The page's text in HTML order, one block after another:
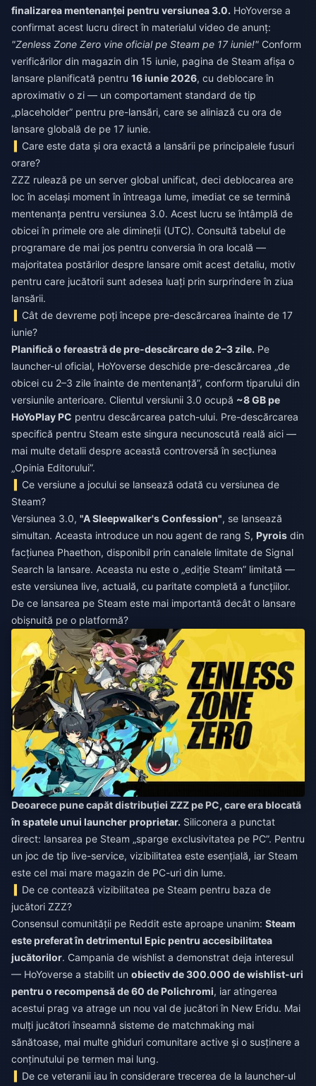
finalizarea mentenanței pentru versiunea 3.0. HoYoverse a
confirmat acest lucru direct în materialul video de anunț:
"Zenless Zone Zero vine oficial pe Steam pe 17 iunie!" Conform
verificărilor din magazin din 15 iunie, pagina de Steam afișa o
lansare planificată pentru 16 iunie 2026, cu deblocare în
aproximativ o zi — un comportament standard de tip
„placeholder” pentru pre-lansări, care se aliniază cu ora de
lansare globală de pe 17 iunie.
Care este data și ora exactă a lansării pe principalele fusuri
orare?
ZZZ rulează pe un server global unificat, deci deblocarea are
loc în același moment în întreaga lume, imediat ce se termină
mentenanța pentru versiunea 3.0. Acest lucru se întâmplă de
obicei în primele ore ale dimineții (UTC). Consultă tabelul de
programare de mai jos pentru conversia în ora locală —
majoritatea postărilor despre lansare omit acest detaliu, motiv
pentru care jucătorii sunt adesea luați prin surprindere în ziua
lansării.
Cât de devreme poți începe pre-descărcarea înainte de 17
iunie?
Planifică o fereastră de pre-descărcare de 2–3 zile. Pe
launcher-ul oficial, HoYoverse deschide pre-descărcarea „de
obicei cu 2–3 zile înainte de mentenanță”, conform tiparului din
versiunile anterioare. Clientul versiunii 3.0 ocupă ~8 GB pe
HoYoPlay PC pentru descărcarea patch-ului. Pre-descărcarea
specifică pentru Steam este singura necunoscută reală aici —
mai multe detalii despre această controversă în secțiunea
„Opinia Editorului”.
Ce versiune a jocului se lansează odată cu versiunea de
Steam?
Versiunea 3.0, "A Sleepwalker's Confession", se lansează
simultan. Aceasta introduce un nou agent de rang S, Pyrois din
facțiunea Phaethon, disponibil prin canalele limitate de Signal
Search la lansare. Aceasta nu este o „ediție Steam” limitată —
este versiunea live, actuală, cu paritate completă a funcțiilor.
De ce lansarea pe Steam este mai importantă decât o lansare
obișnuită pe o platformă?
Deoarece pune capăt distribuției ZZZ pe PC, care era blocată
în spatele unui launcher proprietar. Siliconera a punctat
direct: lansarea pe Steam „sparge exclusivitatea pe PC”. Pentru
un joc de tip live-service, vizibilitatea este esențială, iar Steam
este cel mai mare magazin de PC-uri din lume.
De ce contează vizibilitatea pe Steam pentru baza de
jucători ZZZ?
Consensul comunității pe Reddit este aproape unanim: Steam
este preferat în detrimentul Epic pentru accesibilitatea
jucătorilor. Campania de wishlist a demonstrat deja interesul
— HoYoverse a stabilit un obiectiv de 300.000 de wishlist-uri
pentru o recompensă de 60 de Polichromi, iar atingerea
acestui prag va atrage un nou val de jucători în New Eridu. Mai
mulți jucători înseamnă sisteme de matchmaking mai
sănătoase, mai multe ghiduri comunitare active și o susținere a
conținutului pe termen mai lung.
De ce veteranii iau în considerare trecerea de la launcher-ul